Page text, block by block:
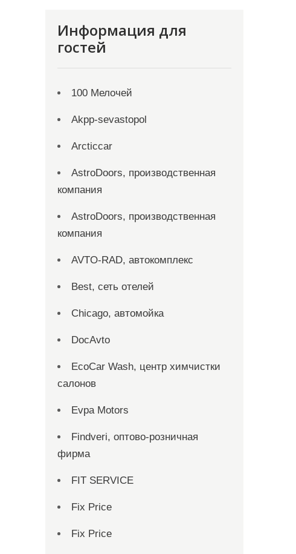
Информация для
гостей
100 Мелочей
Akpp-sevastopol
Arcticcar
AstroDoors, производственная
компания
AstroDoors, производственная
компания
AVTO-RAD, автокомплекс
Best, сеть отелей
Chicago, автомойка
DocAvto
EcoCar Wash, центр химчистки
салонов
Evpa Motors
Findveri, оптово-розничная
фирма
FIT SERVICE
Fix Price
Fix Price